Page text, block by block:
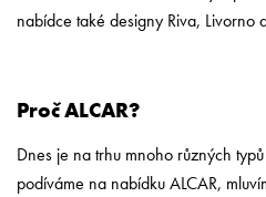
nabídce také designy Riva, Livorno
Proč ALCAR?
Dnes je na trhu mnoho různých
podíváme na nabídku ALCAR,